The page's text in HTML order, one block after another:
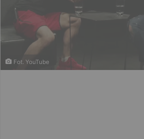
Fot. YouTube